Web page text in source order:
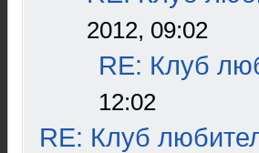
2012, 09:02
RE: Клуб
12:02
RE: Клуб